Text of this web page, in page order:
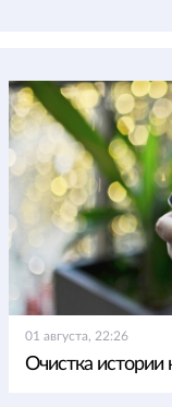
01 августа, 22:26
Очистка истории